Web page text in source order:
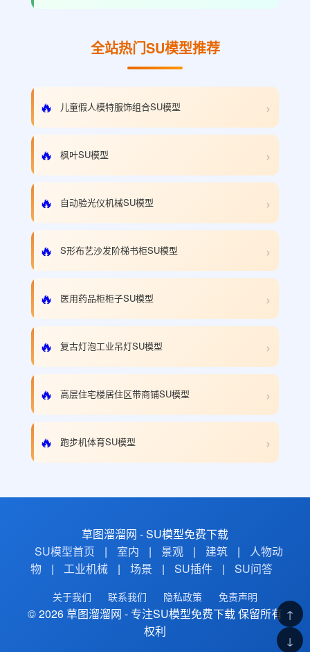
全站热门SU模型推荐
🔥 儿童假人模特服饰组合SU模型 ›
🔥 枫叶SU模型 ›
🔥 自动验光仪机械SU模型 ›
🔥 S形布艺沙发阶梯书柜SU模型 ›
🔥 医用药品柜柜子SU模型 ›
🔥 复古灯泡工业吊灯SU模型 ›
🔥 高层住宅楼居住区带商铺SU模型 ›
🔥 跑步机体育SU模型 ›
草图溜溜网 - SU模型免费下载
SU模型首页
| 室内 | 景观 | 建筑 |
人物动
物
| 工业机械 | 场景 | SU插件 | SU问答
关于我们 联系我们 隐私政策 免责声明
© 2026 草图溜溜网 - 专注SU模型免费下载 保留所有
权利
↑
↓